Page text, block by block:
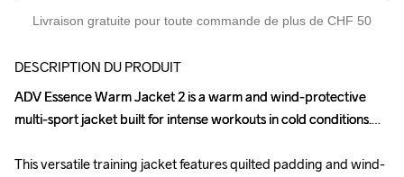
Livraison gratuite pour toute commande de plus de CHF 50
DESCRIPTION DU PRODUIT
ADV Essence Warm Jacket 2 is a warm and wind-protective
multi-sport jacket built for intense workouts in cold conditions.
This versatile training jacket features quilted padding and wind-
ADV Essence Warm Jacket 2 is a warm and wind-protective
multi-sport jacket built for intense workouts in cold conditions.
This versatile training jacket features quilted padding and wind-